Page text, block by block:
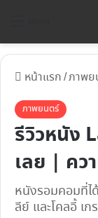
หน้าแรก/ภาพ
ภาพยนตร์
รีวิวหนัง
เลย | คว
หนังรอมคอมที่ไ
ลีย์ และโคลอี้ เก